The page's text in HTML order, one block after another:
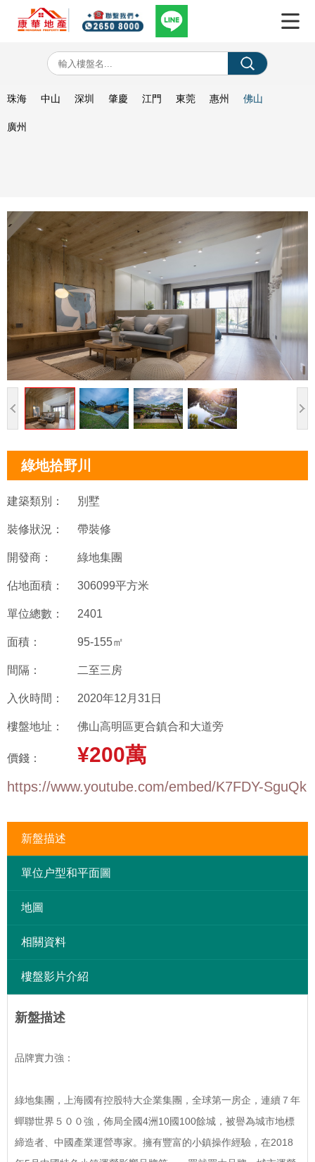
珠海 中山 深圳 肇慶 江門 東莞 惠州 佛山
廣州
綠地拾野川
建築類別： 別墅
裝修狀況： 帶裝修
開發商： 綠地集團
佔地面積： 306099平方米
單位總數： 2401
面積： 95-155㎡
間隔： 二至三房
入伙時間： 2020年12月31日
樓盤地址： 佛山高明區更合鎮合和大道旁
價錢： ¥200萬
https://www.youtube.com/embed/K7FDY-SguQk
新盤描述
單位户型和平面圖
地圖
相關資料
樓盤影片介紹
新盤描述
品牌實力強：
綠地集團，上海國有控股特大企業集團，全球第一房企，連續７年
蟬聯世界５００強，佈局全國4洲10國100餘城，被譽為城市地標
締造者、中國產業運營專家。擁有豐富的小鎮操作經驗，在2018